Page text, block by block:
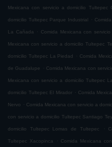
Mexicana con servicio a domicilio Tultepec
domicilio Tultepec Parque Industrial .
La Cañada . Comida Mexicana con
Mexicana con servicio a domicilio Tultepec
domicilio Tultepec La Piedad . Comida
de Guadalupe . Comida Mexicana con
Mexicana con servicio a domicilio Tultepec
domicilio Tultepec El Mirador . Comida
Nervo . Comida Mexicana con servicio a
con servicio a domicilio Tultepec Santiago
domicilio Tultepec Lomas de Tultepec .
Tultepec Xacopinca . Comida Mexicana